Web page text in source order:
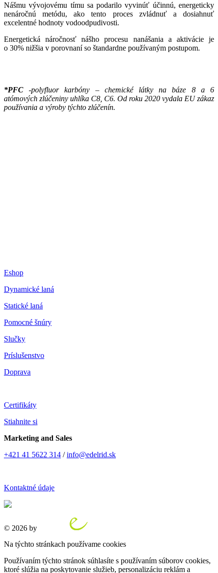
Nášmu vývojovému tímu sa podarilo vyvinúť účinnú, energeticky
nenáročnú metódu, ako tento proces zvládnuť a dosiahnuť
excelentné hodnoty vodoodpudivosti.
Energetická náročnosť nášho procesu nanášania a aktivácie je
o 30% nižšia v porovnaní so štandardne používaným postupom.
*PFC
-polyfluor karbóny – chemické látky na báze 8 a 6
atómových zlúčeniny uhlíka C8, C6. Od roku 2020 vydala EU zákaz
používania a výroby týchto zlúčenín.
Eshop
Dynamické laná
Statické laná
Pomocné šnúry
Slučky
Príslušenstvo
Doprava
Certifikáty
Stiahnite si
Marketing and Sales
+421 41 5622 314 /info@edelrid.sk
Kontaktné údaje
© 2026 by
Na týchto stránkach používame cookies
Používaním týchto stránok súhlasíte s používaním súborov cookies,
ktoré slúžia na poskytovanie služieb, personalizáciu reklám a